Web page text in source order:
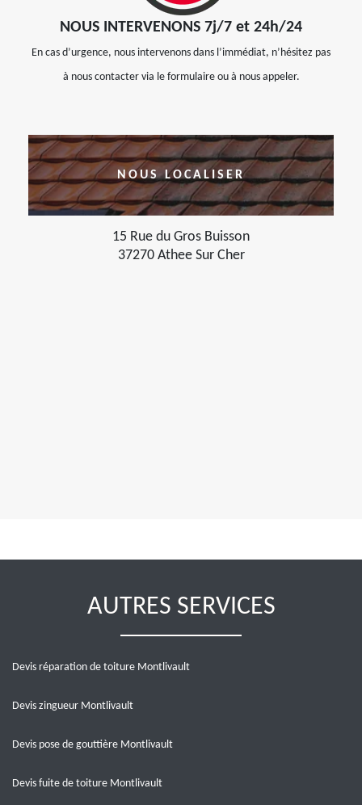
NOUS INTERVENONS 7j/7 et 24h/24
En cas d’urgence, nous intervenons dans l’immédiat, n’hésitez pas
à nous contacter via le formulaire ou à nous appeler.
NOUS LOCALISER
15 Rue du Gros Buisson
37270 Athee Sur Cher
AUTRES SERVICES
Devis réparation de toiture Montlivault
Devis zingueur Montlivault
Devis pose de gouttière Montlivault
Devis fuite de toiture Montlivault